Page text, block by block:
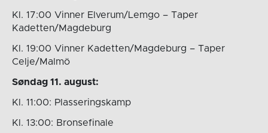
Kl. 17:00 Vinner Elverum/Lemgo – Taper
Kadetten/Magdeburg
Kl. 19:00 Vinner Kadetten/Magdeburg – Taper
Celje/Malmö
Søndag 11. august:
Kl. 11:00: Plasseringskamp
Kl. 13:00: Bronsefinale